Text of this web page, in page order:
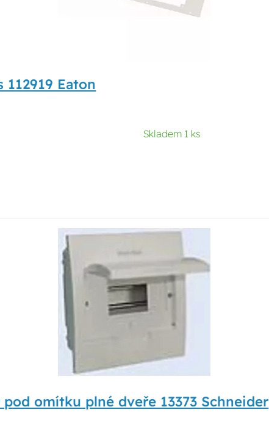
Eaton
Skladem 1 ks
omítku plné dveře 13373 Schneider